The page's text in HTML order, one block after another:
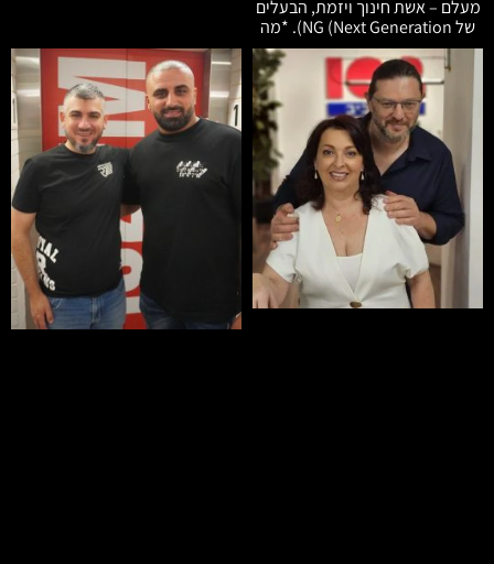
מעלם – אשת חינוך ויזמת, הבעלים
של NG (Next Generation). *מה
זה NG ואיך היא מחברת בין בעלי
תוכן חינוכי לבין בתי ספר? *מה זה
רפורמת גפ"ן ואיך